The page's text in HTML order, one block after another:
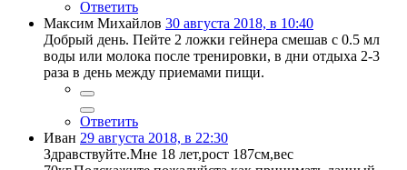
Ответить
Максим Михайлов 30 августа 2018, в 10:40
Добрый день. Пейте 2 ложки гейнера смешав с 0.5 мл
воды или молока после тренировки, в дни отдыха 2-3
раза в день между приемами пищи.
Ответить
Иван 29 августа 2018, в 22:30
Здравствуйте.Мне 18 лет,рост 187см,вес